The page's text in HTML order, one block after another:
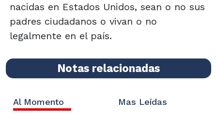
nacidas en Estados Unidos, sean o no sus
padres ciudadanos o vivan o no
legalmente en el país.
Notas relacionadas
Al Momento Mas Leídas